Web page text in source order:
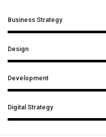
Business Strategy
Design
Development
Digital Strategy